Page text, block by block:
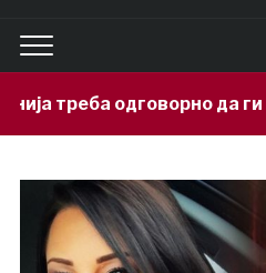
да ги искористи своите